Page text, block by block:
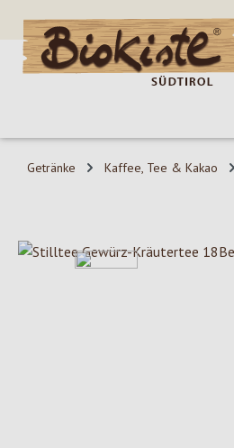
Hauptinhalt springen
Zur Suche springen
Zur Hauptnavigation springen
Getränke Kaffee, Tee & Kakao
Bildergalerie überspringen